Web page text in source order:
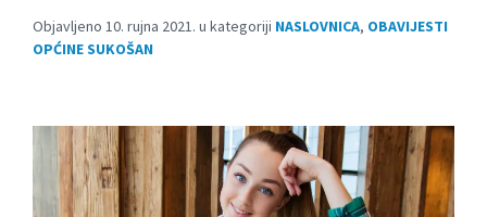
Objavljeno 10. rujna 2021. u kategoriji NASLOVNICA, OBAVIJESTI
OPĆINE SUKOŠAN